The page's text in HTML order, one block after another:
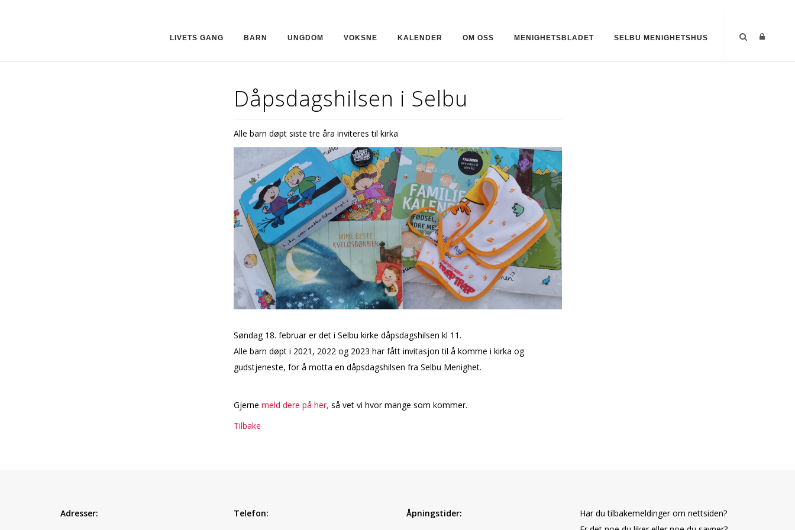
LIVETS GANG BARN UNGDOM VOKSNE KALENDER OM OSS MENIGHETSBLADET SELBU MENIGHETSHUS
Dåpsdagshilsen i Selbu
Alle barn døpt siste tre åra inviteres til kirka
Søndag 18. februar er det i Selbu kirke dåpsdagshilsen kl 11.
Alle barn døpt i 2021, 2022 og 2023 har fått invitasjon til å komme i kirka og
gudstjeneste, for å motta en dåpsdagshilsen fra Selbu Menighet.
Gjerne meld dere på her, så vet vi hvor mange som kommer.
Tilbake
Adresser:
Telefon:
Åpningstider:
Har du tilbakemeldinger om nettsiden?